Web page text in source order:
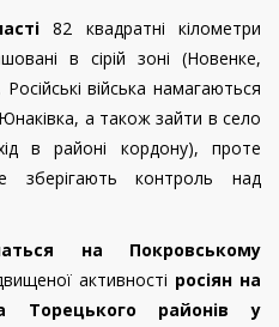
82 квадратні кілометри
в сірій зоні (Новенке,
війська намагаються
а також зайти в село
в районі кордону), проте
зберігають контроль над
на Покровському
активності росіян на
Торецького районів у